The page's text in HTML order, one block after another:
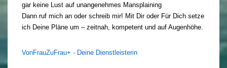
gar keine Lust auf unangenehmes Mansplaining
Dann ruf mich an oder schreib mir! Mit Dir oder Für Dich setze
ich Deine Pläne um – zeitnah, kompetent und auf Augenhöhe.
VonFrauZuFrau+ - Deine Dienstleisterin